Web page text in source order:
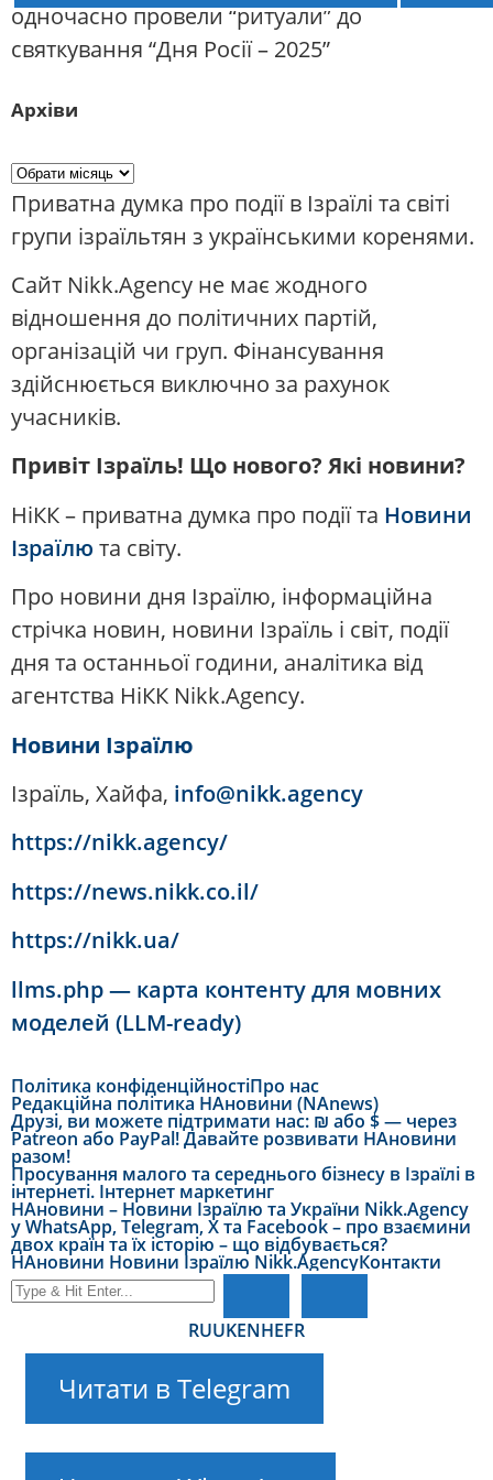
одночасно провели “ритуали” до
святкування “Дня Росії – 2025”
Архіви
Приватна думка про події в Ізраїлі та світі
групи ізраїльтян з українськими коренями.
Сайт Nikk.Agency не має жодного
відношення до політичних партій,
організацій чи груп. Фінансування
здійснюється виключно за рахунок
учасників.
Привіт Ізраїль! Що нового? Які новини?
НіКК – приватна думка про події та Новини
Ізраїлю та світу.
Про новини дня Ізраїлю, інформаційна
стрічка новин, новини Ізраїль і світ, події
дня та останньої години, аналітика від
агентства НіКК Nikk.Agency.
Новини Ізраїлю
Ізраїль, Хайфа, info@nikk.agency
https://nikk.agency/
https://news.nikk.co.il/
https://nikk.ua/
llms.php — карта контенту для мовних
моделей (LLM-ready)
Політика конфіденційностіПро нас
Редакційна політика НАновини (NAnews)
Друзі, ви можете підтримати нас: ₪ або $ — через
Patreon або PayPal! Давайте розвивати НАновини
разом!
Просування малого та середнього бізнесу в Ізраїлі в
інтернеті. Інтернет маркетинг
НАновини – Новини Ізраїлю та України Nikk.Agency
у WhatsApp, Telegram, X та Facebook – про взаємини
двох країн та їх історію – що відбувається?
НАновини Новини Ізраїлю Nikk.AgencyКонтакти
RUUKENHEFR
Читати в Telegram